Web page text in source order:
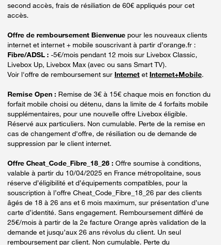
second accès, frais de résiliation de 60€ appliqués pour cet
accès.
Offre de remboursement Bienvenue pour les nouveaux clients
internet et internet + mobile souscrivant à partir d’orange.fr :
Fibre/ADSL : -5€/mois pendant 12 mois sur Livebox Classic,
Livebox Up, Livebox Max (avec ou sans Smart TV).
Voir l'offre de remboursement sur Internet et Internet+Mobile.
Remise Open : Remise de 3€ à 15€ chaque mois en fonction du
forfait mobile choisi ou détenu, dans la limite de 4 forfaits mobile
supplémentaires, pour une nouvelle offre Livebox éligible.
Réservé aux particuliers. Non cumulable. Perte de la remise en
cas de changement d'offre, de résiliation ou de demande de
suppression par le client internet.
Offre Cheat_Code_Fibre_18_26 : Offre soumise à conditions,
valable à partir du 10/04/2025 en France métropolitaine, sous
réserve d’éligibilité et d’équipements compatibles, pour la
souscription à l’offre Cheat_Code_Fibre_18_26 par des clients
âgés de 18 à 26 ans et 6 mois maximum, sur présentation d’une
carte d’identité. Sans engagement. Remboursement différé de
25€/mois à partir de la 2e facture Orange après validation de la
demande et jusqu’aux 26 ans révolus du client. Un seul
remboursement par client. Non cumulable. Perte du